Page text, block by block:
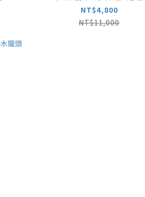
STN2568H
NT$4,800
NT$11,000